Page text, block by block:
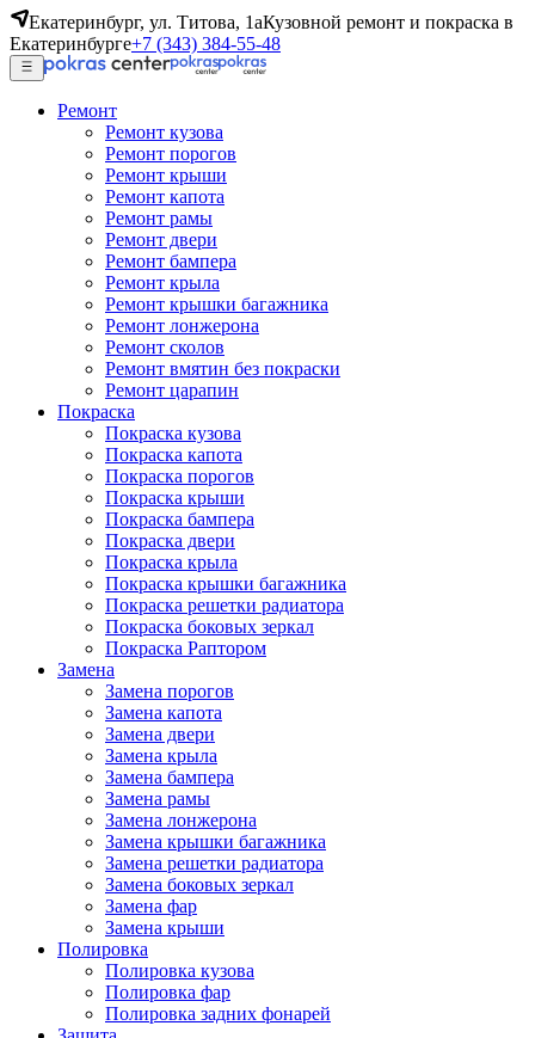
Екатеринбург, ул. Титова, 1аКузовной ремонт и покраска в
Екатеринбурге+7 (343) 384-55-48
Ремонт
Ремонт кузова
Ремонт порогов
Ремонт крыши
Ремонт капота
Ремонт рамы
Ремонт двери
Ремонт бампера
Ремонт крыла
Ремонт крышки багажника
Ремонт лонжерона
Ремонт сколов
Ремонт вмятин без покраски
Ремонт царапин
Покраска
Покраска кузова
Покраска капота
Покраска порогов
Покраска крыши
Покраска бампера
Покраска двери
Покраска крыла
Покраска крышки багажника
Покраска решетки радиатора
Покраска боковых зеркал
Покраска Раптором
Замена
Замена порогов
Замена капота
Замена двери
Замена крыла
Замена бампера
Замена рамы
Замена лонжерона
Замена крышки багажника
Замена решетки радиатора
Замена боковых зеркал
Замена фар
Замена крыши
Полировка
Полировка кузова
Полировка фар
Полировка задних фонарей